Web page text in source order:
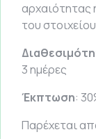
αρχαιότητας
του
3 ημέρες
Έκπτωση:
Παρέχεται